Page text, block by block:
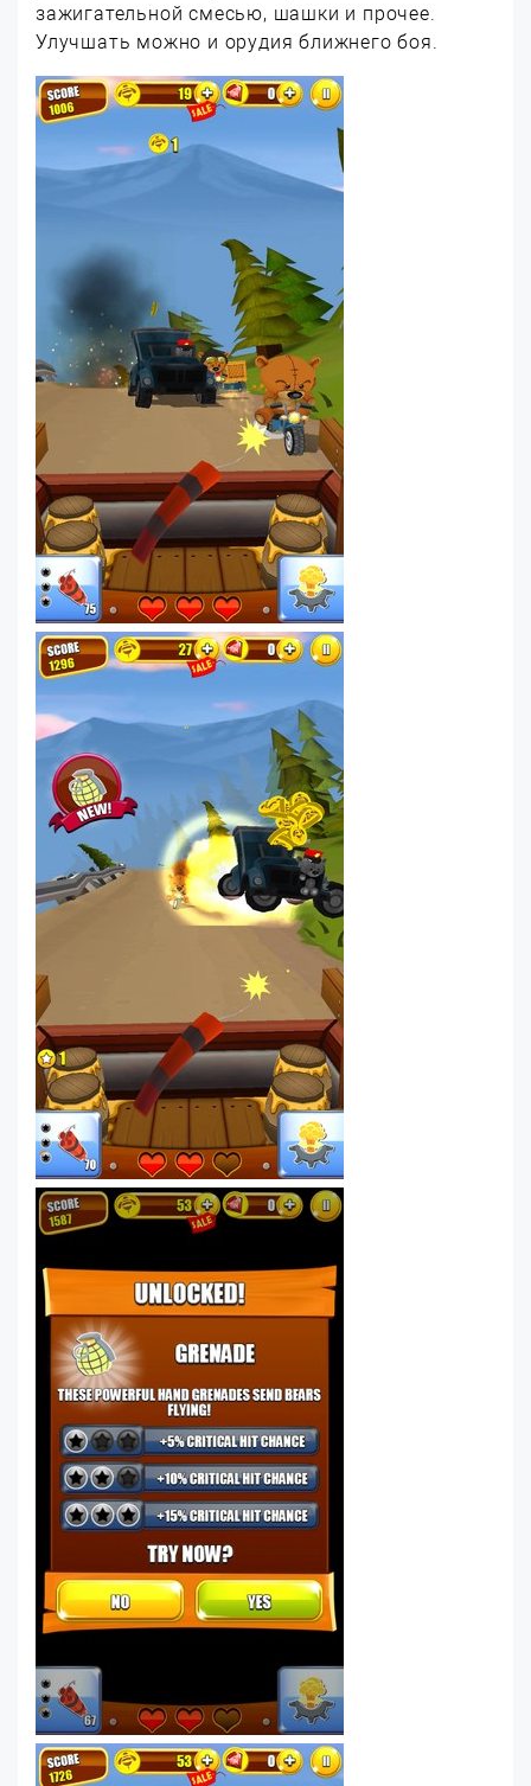
зажигательной смесью, шашки и прочее.
Улучшать можно и орудия ближнего боя.